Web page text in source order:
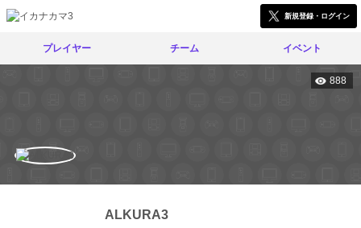
新規登録・ログイン
プレイヤー チーム イベント
888
ALKURA3